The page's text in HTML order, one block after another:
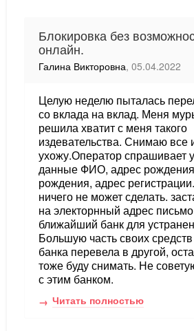
Блокировка без
онлайн.
Галина Викторовна, 05.04.2022
Целую неделю пыталась
со вклада на вклад. Меня
решила хватит с меня такого
издевательства. Снимаю все
ухожу.Оператор спрашивает
данные ФИО, адрес
рождения, адрес
ничего не может сделать.
на электорнный адрес
ближайший банк для
Большую часть своих
банка перевела в другой,
тоже буду снимать. Не
с этим банком.
Читать полностью